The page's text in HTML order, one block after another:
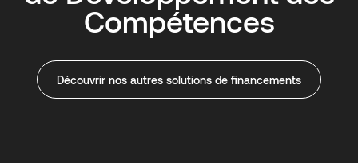
Compétences
Découvrir nos autres solutions de financements